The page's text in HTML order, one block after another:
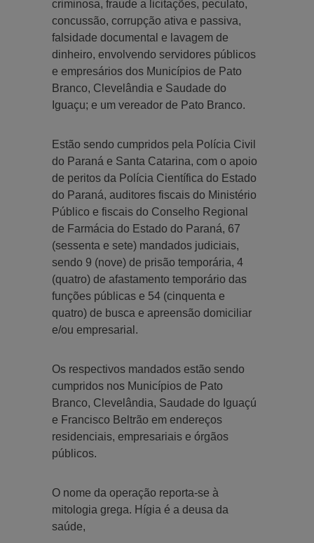
criminosa, fraude a licitações, peculato,
concussão, corrupção ativa e passiva,
falsidade documental e lavagem de
dinheiro, envolvendo servidores públicos
e empresários dos Municípios de Pato
Branco, Clevelândia e Saudade do
Iguaçu; e um vereador de Pato Branco.
Estão sendo cumpridos pela Polícia Civil
do Paraná e Santa Catarina, com o apoio
de peritos da Polícia Científica do Estado
do Paraná, auditores fiscais do Ministério
Público e fiscais do Conselho Regional
de Farmácia do Estado do Paraná, 67
(sessenta e sete) mandados judiciais,
sendo 9 (nove) de prisão temporária, 4
(quatro) de afastamento temporário das
funções públicas e 54 (cinquenta e
quatro) de busca e apreensão domiciliar
e/ou empresarial.
Os respectivos mandados estão sendo
cumpridos nos Municípios de Pato
Branco, Clevelândia, Saudade do Iguaçú
e Francisco Beltrão em endereços
residenciais, empresariais e órgãos
públicos.
O nome da operação reporta-se à
mitologia grega. Hígia é a deusa da
saúde,